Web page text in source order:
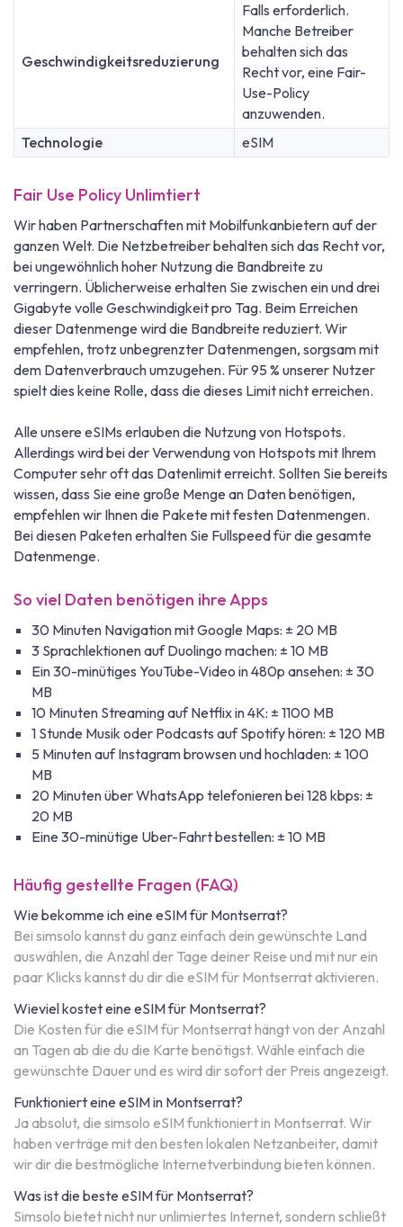
Geschwindigkeitsreduzierung
Falls erforderlich.
Manche Betreiber
behalten sich das
Recht vor, eine Fair-
Use-Policy
anzuwenden.
Technologie
eSIM
Fair Use Policy Unlimtiert
Wir haben Partnerschaften mit Mobilfunkanbietern auf der
ganzen Welt. Die Netzbetreiber behalten sich das Recht vor,
bei ungewöhnlich hoher Nutzung die Bandbreite zu
verringern. Üblicherweise erhalten Sie zwischen ein und drei
Gigabyte volle Geschwindigkeit pro Tag. Beim Erreichen
dieser Datenmenge wird die Bandbreite reduziert. Wir
empfehlen, trotz unbegrenzter Datenmengen, sorgsam mit
dem Datenverbrauch umzugehen. Für 95 % unserer Nutzer
spielt dies keine Rolle, dass die dieses Limit nicht erreichen.
Alle unsere eSIMs erlauben die Nutzung von Hotspots.
Allerdings wird bei der Verwendung von Hotspots mit Ihrem
Computer sehr oft das Datenlimit erreicht. Sollten Sie bereits
wissen, dass Sie eine große Menge an Daten benötigen,
empfehlen wir Ihnen die Pakete mit festen Datenmengen.
Bei diesen Paketen erhalten Sie Fullspeed für die gesamte
Datenmenge.
So viel Daten benötigen ihre Apps
30 Minuten Navigation mit Google Maps: ± 20 MB
3 Sprachlektionen auf Duolingo machen: ± 10 MB
Ein 30-minütiges YouTube-Video in 480p ansehen: ± 30
MB
10 Minuten Streaming auf Netflix in 4K: ± 1100 MB
1 Stunde Musik oder Podcasts auf Spotify hören: ± 120 MB
5 Minuten auf Instagram browsen und hochladen: ± 100
MB
20 Minuten über WhatsApp telefonieren bei 128 kbps: ±
20 MB
Eine 30-minütige Uber-Fahrt bestellen: ± 10 MB
Häufig gestellte Fragen (FAQ)
Wie bekomme ich eine eSIM für Montserrat?
Bei simsolo kannst du ganz einfach dein gewünschte Land
auswählen, die Anzahl der Tage deiner Reise und mit nur ein
paar Klicks kannst du dir die eSIM für Montserrat aktivieren.
Wieviel kostet eine eSIM für Montserrat?
Die Kosten für die eSIM für Montserrat hängt von der Anzahl
an Tagen ab die du die Karte benötigst. Wähle einfach die
gewünschte Dauer und es wird dir sofort der Preis angezeigt.
Funktioniert eine eSIM in Montserrat?
Ja absolut, die simsolo eSIM funktioniert in Montserrat. Wir
haben verträge mit den besten lokalen Netzanbeiter, damit
wir dir die bestmögliche Internetverbindung bieten können.
Was ist die beste eSIM für Montserrat?
Simsolo bietet nicht nur unlimiertes Internet, sondern schließt